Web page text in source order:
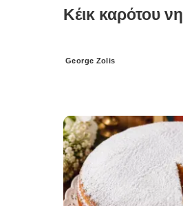
Κέικ καρότου
Posted
George Zolis